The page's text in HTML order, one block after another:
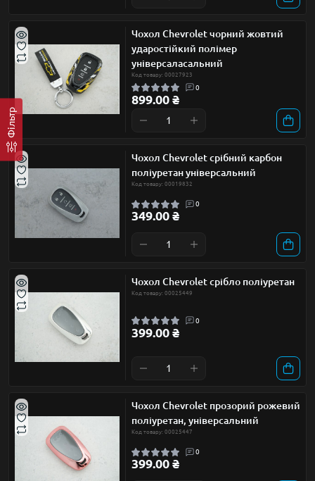
Фільтр
Чохол Chevrolet чорний жовтий
ударостійкий полімер
універсаласальний
Код товару: 00027923
0
899.00 ₴
Чохол Chevrolet срібний карбон
поліуретан універсальний
Код товару: 00019832
0
349.00 ₴
Чохол Chevrolet срібло поліуретан
Код товару: 00025449
0
399.00 ₴
Чохол Chevrolet прозорий рожевий
поліуретан, універсальний
Код товару: 00025447
0
399.00 ₴